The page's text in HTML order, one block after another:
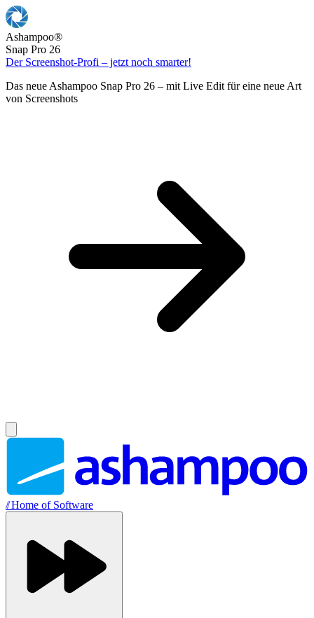
Ashampoo®
Snap Pro 26
Der Screenshot-Profi – jetzt noch smarter!
Das neue Ashampoo Snap Pro 26 – mit Live Edit für eine neue Art
von Screenshots
//Home of Software